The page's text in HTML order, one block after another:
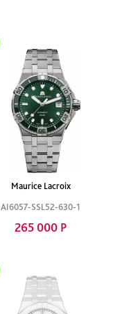
Maurice Lacroix
AI6057-SSL52-630-1
265 000 Р